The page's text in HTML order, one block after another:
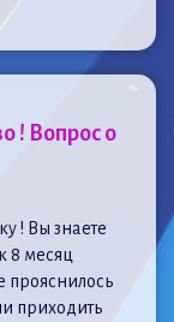
! Вопрос о
! Вы знаете
8 месяц
прояснилось
приходить